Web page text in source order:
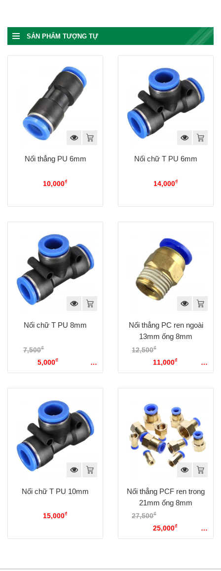
SẢN PHẨM TƯỢNG TỰ
Nối thẳng PU 6mm
10,000₫
Nối chữ T PU 6mm
14,000₫
Nối chữ T PU 8mm
7,500₫
7,500₫.5,000₫Giá hiện tại
là: 5,000₫.
Nối thẳng PC ren ngoài
13mm ống 8mm
12,500₫
11,000₫
Giá hiện
tại là: 11,000₫.
Nối chữ T PU 10mm
15,000₫
Nối thẳng PCF ren trong
21mm ống 8mm
27,500₫
27,500₫.25,000₫
Giá hiện
tại là: 25,000₫.